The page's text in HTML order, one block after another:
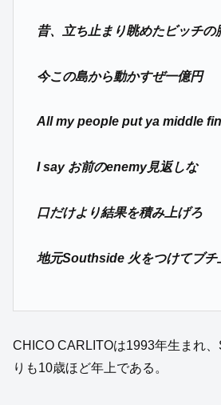
昔、立ち止まり眺めたビッチの
今この島から動かすぜ一億円
All my people put ya middle
I say お前のenemy見返しな
口だけより結果を積み上げろ
地元Southside 火をつけてブチ
CHICO CARLITOは1993年生まれ
りも10歳ほど年上である。